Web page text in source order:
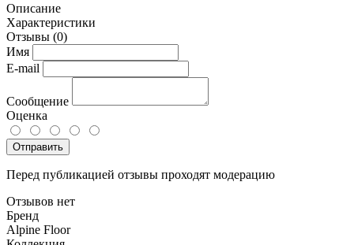
Описание
Характеристики
Отзывы (0)
Имя
E-mail
Сообщение
Оценка
Отправить
Перед публикацией отзывы проходят модерацию
Отзывов нет
Бренд
Alpine Floor